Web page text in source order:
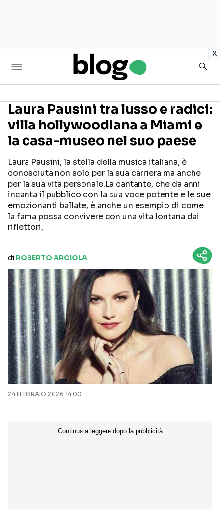
x
Seguici sui social
Laura Pausini tra lusso e radici:
villa hollywoodiana a Miami e
la casa-museo nel suo paese
Laura Pausini, la stella della musica italiana, è
conosciuta non solo per la sua carriera ma anche
per la sua vita personale.La cantante, che da anni
incanta il pubblico con la sua voce potente e le sue
emozionanti ballate, è anche un esempio di come
la fama possa convivere con una vita lontana dai
riflettori,
di ROBERTO ARCIOLA
24 FEBBRAIO 2026 14:00